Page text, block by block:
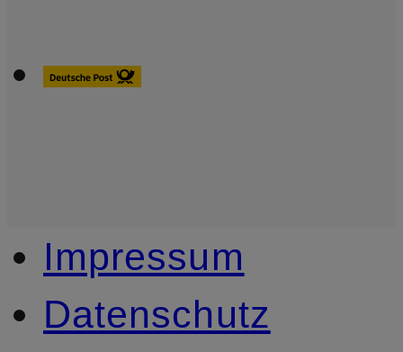
Impressum
Datenschutz